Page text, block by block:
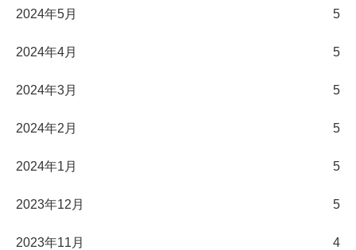
2024年5月 5
2024年4月 5
2024年3月 5
2024年2月 5
2024年1月 5
2023年12月 5
2023年11月 4